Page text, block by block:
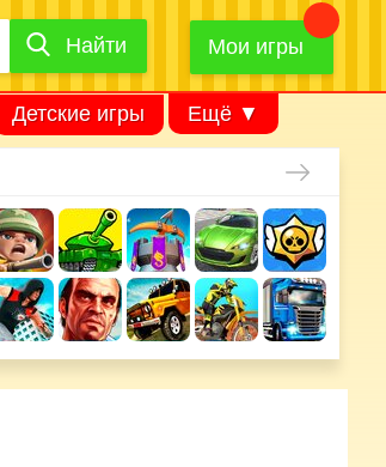
Найти
Найти Мои игры
Детские игры Ещё ▼